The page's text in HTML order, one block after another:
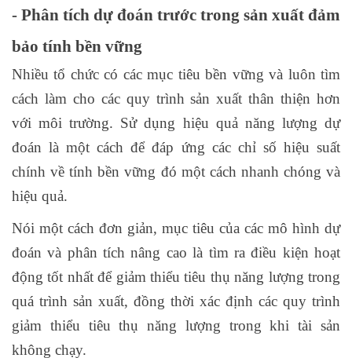
- Phân tích dự đoán trước trong sản xuất đảm
bảo tính bền vững
Nhiều tổ chức có các mục tiêu bền vững và luôn tìm
cách làm cho các quy trình sản xuất thân thiện hơn
với môi trường. Sử dụng hiệu quả năng lượng dự
đoán là một cách để đáp ứng các chỉ số hiệu suất
chính về tính bền vững đó một cách nhanh chóng và
hiệu quả.
Nói một cách đơn giản, mục tiêu của các mô hình dự
đoán và phân tích nâng cao là tìm ra điều kiện hoạt
động tốt nhất để giảm thiểu tiêu thụ năng lượng trong
quá trình sản xuất, đồng thời xác định các quy trình
giảm thiểu tiêu thụ năng lượng trong khi tài sản
không chạy.